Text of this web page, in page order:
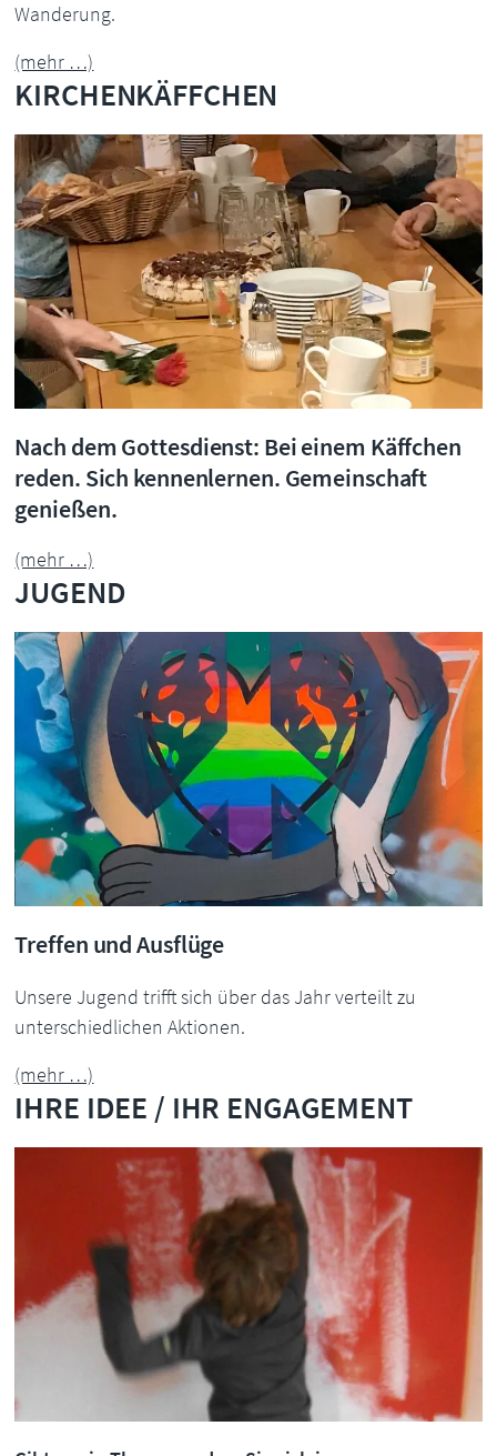
Wanderung.
(mehr …)
KIRCHENKÄFFCHEN
Nach dem Gottesdienst: Bei einem Käffchen
reden. Sich kennenlernen. Gemeinschaft
genießen.
(mehr …)
JUGEND
Treffen und Ausflüge
Unsere Jugend trifft sich über das Jahr verteilt zu
unterschiedlichen Aktionen.
(mehr …)
IHRE IDEE / IHR ENGAGEMENT